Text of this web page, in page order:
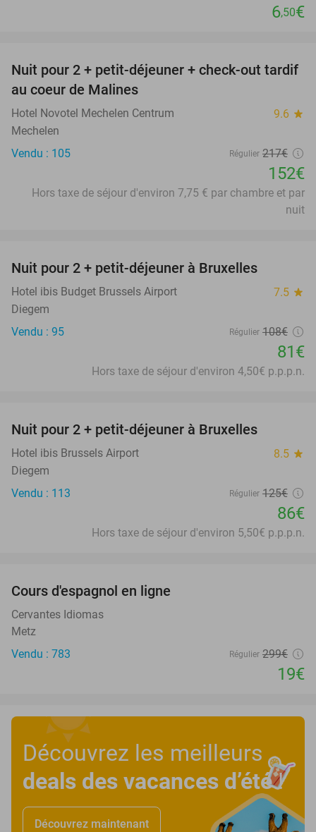
6,50€
30%
Nuit pour 2 + petit-déjeuner + check-out tardif
au coeur de Malines
Hotel Novotel Mechelen Centrum 9.6 star
Mechelen
Vendu : 105
Régulier 217€
152€
Hors taxe de séjour d'environ 7,75 € par chambre et par
nuit
Nuit pour 2 + petit-déjeuner à Bruxelles
Hotel ibis Budget Brussels Airport 7.5 star
Diegem
Vendu : 95
Régulier 108€
81€
Hors taxe de séjour d'environ 4,50€ p.p.p.n.
Nuit pour 2 + petit-déjeuner à Bruxelles
Hotel ibis Brussels Airport 8.5 star
Diegem
Vendu : 113
Régulier 125€
86€
Hors taxe de séjour d'environ 5,50€ p.p.p.n.
Cours d'espagnol en ligne
Cervantes Idiomas
Metz
Vendu : 783
Régulier 299€
19€
Découvrez les meilleurs
deals des vacances d’été!
Découvrez maintenant